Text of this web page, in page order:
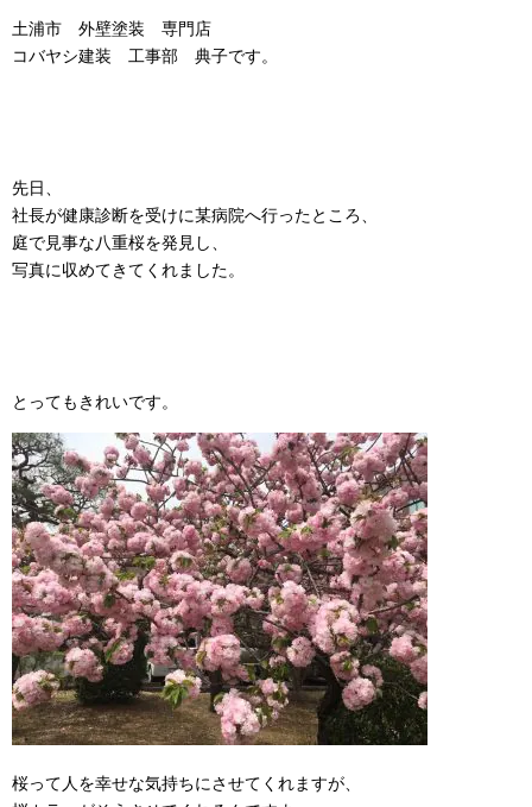
土浦市 外壁塗装 専門店
コバヤシ建装 工事部 典子です。
先日、
社長が健康診断を受けに某病院へ行ったところ、
庭で見事な八重桜を発見し、
写真に収めてきてくれました。
とってもきれいです。
桜って人を幸せな気持ちにさせてくれますが、